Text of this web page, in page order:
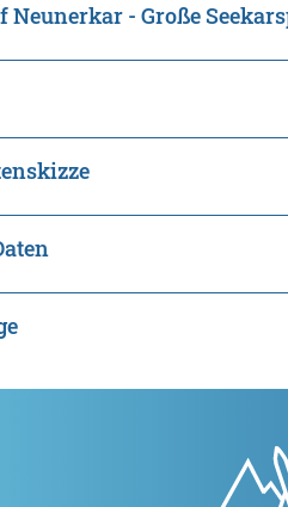
Neunerkar - Große